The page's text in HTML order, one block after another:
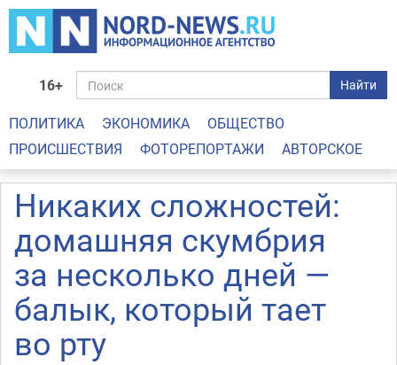
16+ Найти
ПОЛИТИКА ЭКОНОМИКА
ОБЩЕСТВО
ПРОИСШЕСТВИЯ
ФОТОРЕПОРТАЖИ АВТОРСКОЕ
Никаких сложностей:
домашняя скумбрия
за несколько дней —
балык, который тает
во рту